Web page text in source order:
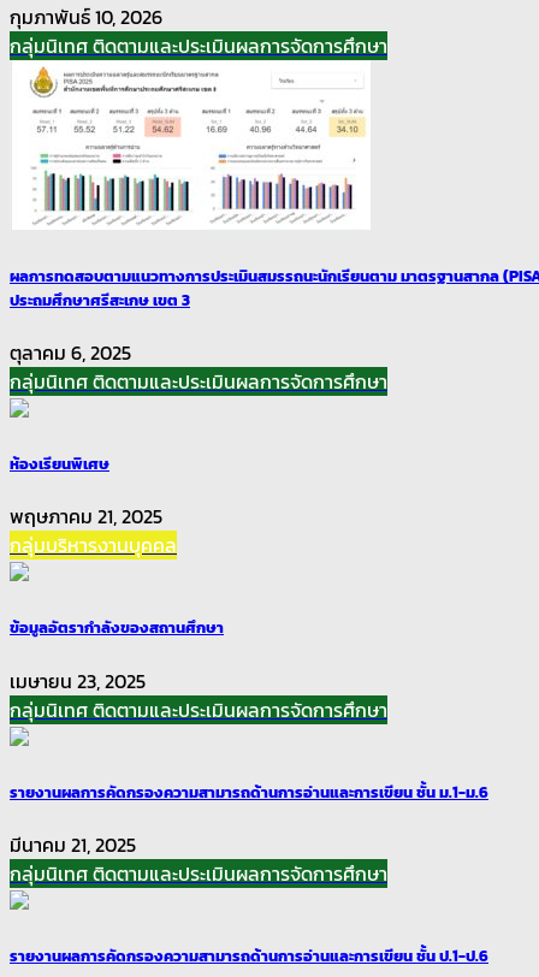
กุมภาพันธ์ 10, 2026
กลุ่มนิเทศ ติดตามและประเมินผลการจัดการศึกษา
ผลการทดสอบตามแนวทางการประเมินสมรรถนะนักเรียนตาม มาตรฐานสากล
ประถมศึกษาศรีสะเกษ เขต 3
ตุลาคม 6, 2025
กลุ่มนิเทศ ติดตามและประเมินผลการจัดการศึกษา
ห้องเรียนพิเศษ
พฤษภาคม 21, 2025
กลุ่มบริหารงานบุคคล
ข้อมูลอัตรากำลังของสถานศึกษา
เมษายน 23, 2025
กลุ่มนิเทศ ติดตามและประเมินผลการจัดการศึกษา
รายงานผลการคัดกรองความสามารถด้านการอ่านและการเขียน ชั้น ม.1-ม.6
มีนาคม 21, 2025
กลุ่มนิเทศ ติดตามและประเมินผลการจัดการศึกษา
รายงานผลการคัดกรองความสามารถด้านการอ่านและการเขียน ชั้น ป.1-ป.6